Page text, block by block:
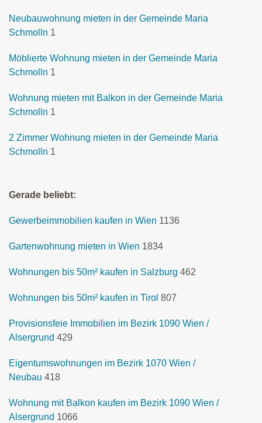
Neubauwohnung mieten in der Gemeinde Maria
Schmolln 1
Möblierte Wohnung mieten in der Gemeinde Maria
Schmolln 1
Wohnung mieten mit Balkon in der Gemeinde Maria
Schmolln 1
2 Zimmer Wohnung mieten in der Gemeinde Maria
Schmolln 1
Gerade beliebt:
Gewerbeimmobilien kaufen in Wien 1136
Gartenwohnung mieten in Wien 1834
Wohnungen bis 50m² kaufen in Salzburg 462
Wohnungen bis 50m² kaufen in Tirol 807
Provisionsfeie Immobilien im Bezirk 1090 Wien /
Alsergrund 429
Eigentumswohnungen im Bezirk 1070 Wien /
Neubau 418
Wohnung mit Balkon kaufen im Bezirk 1090 Wien /
Alsergrund 1066